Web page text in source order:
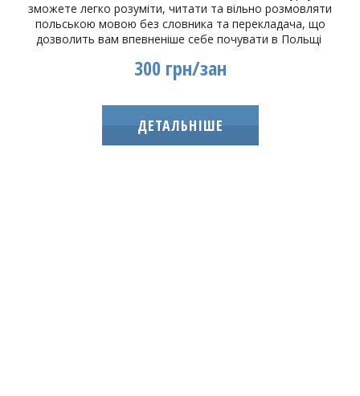
зможете легко розуміти, читати та вільно розмовляти
польською мовою без словника та перекладача, що
дозволить вам впевненіше себе почувати в Польщі
300 грн/зан
ДЕТАЛЬНІШЕ